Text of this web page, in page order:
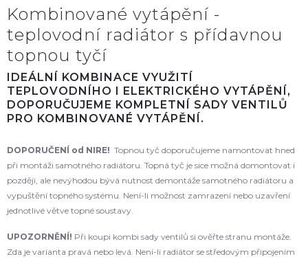
Kombinované vytápění -
teplovodní radiátor s přídavnou
topnou tyčí
IDEÁLNÍ KOMBINACE VYUŽITÍ
TEPLOVODNÍHO I ELEKTRICKÉHO VYTÁPĚNÍ,
DOPORUČUJEME KOMPLETNÍ SADY VENTILŮ
PRO KOMBINOVANÉ VYTÁPĚNÍ.
DOPORUČENÍ od NIRE! Topnou tyč doporučujeme namontovat hned
při montáži samotného radiátoru. Topná tyč je sice možná domontovat i
později, ale nevýhodou bývá nutnost demontáže samotného radiátoru a
vypuštění topného systému. Není-li možnost zamrazení nebo uzavření
jednotlivé větve topné soustavy.
UPOZORNĚNÍ! Při koupi kombi sady ventilů si ověřte stranu montáže.
Zda je varianta pravá nebo levá. Není-li radiátor se středovým připojením